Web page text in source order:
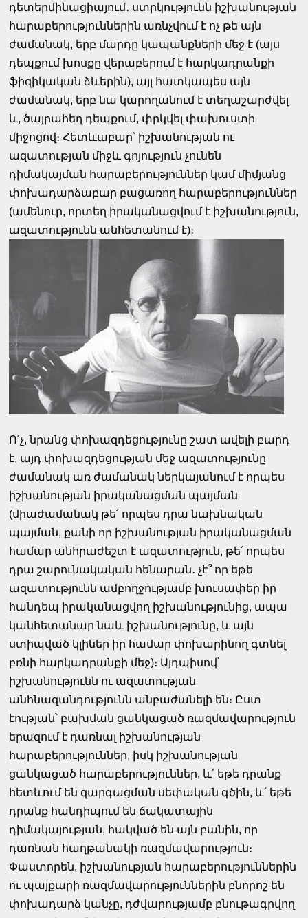
դետերմինացիայում․ ստրկությունն իշխանության
հարաբերություններին առնչվում է ոչ թե այն
ժամանակ, երբ մարդը կապանքների մեջ է (այս
դեպքում խոսքը վերաբերում է հարկադրանքի
ֆիզիկական ձևերին), այլ հատկապես այն
ժամանակ, երբ նա կարողանում է տեղաշարժվել
և, ծայրահեղ դեպքում, փրկվել փախուստի
միջոցով։ Հետևաբար՝ իշխանության ու
ազատության միջև գոյություն չունեն
դիմակայման հարաբերություններ կամ միմյանց
փոխադարձաբար բացառող հարաբերություններ
(ամենուր, որտեղ իրականացվում է իշխանություն,
ազատությունն անհետանում է)։
Ո՛չ, նրանց փոխազդեցությունը շատ ավելի բարդ
է, այդ փոխազդեցության մեջ ազատությունը
ժամանակ առ ժամանակ ներկայանում է որպես
իշխանության իրականացման պայման
(միաժամանակ թե՛ որպես դրա նախնական
պայման, քանի որ իշխանության իրականացման
համար անհրաժեշտ է ազատություն, թե՛ որպես
դրա շարունակական հենարան․ չէ՞ որ եթե
ազատությունն ամբողջությամբ խուսափեր իր
հանդեպ իրականացվող իշխանությունից, ապա
կանհետանար նաև իշխանությունը, և այն
ստիպված կլիներ իր համար փոխարինող գտնել
բռնի հարկադրանքի մեջ)։ Այդպիսով՝
իշխանությունն ու ազատության
անհնազանդությունն անբաժանելի են։ Ըստ
էության՝ բախման ցանկացած ռազմավարություն
երազում է դառնալ իշխանության
հարաբերություններ, իսկ իշխանության
ցանկացած հարաբերություններ, և՛ եթե դրանք
հետևում են զարգացման սեփական գծին, և՛ եթե
դրանք հանդիպում են ճակատային
դիմակայության, հակված են այն բանին, որ
դառնան հաղթանակի ռազմավարություն։
Փաստորեն, իշխանության հարաբերություններին
ու պայքարի ռազմավարություններին բնորոշ են
փոխադարձ կանչը, դժվարությամբ բնութագրվող